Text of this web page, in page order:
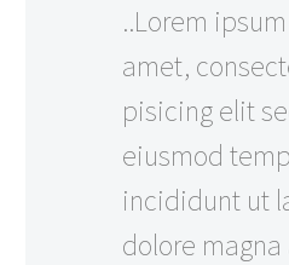
..Lorem
amet,
pisicing elit
eiusmod
incididunt ut
dolore